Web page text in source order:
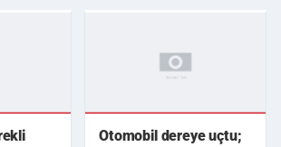
Otomobil dereye uçtu;